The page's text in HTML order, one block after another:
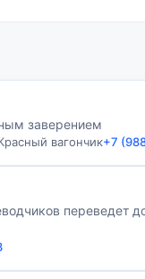
заверением
вагончик+7
переведет